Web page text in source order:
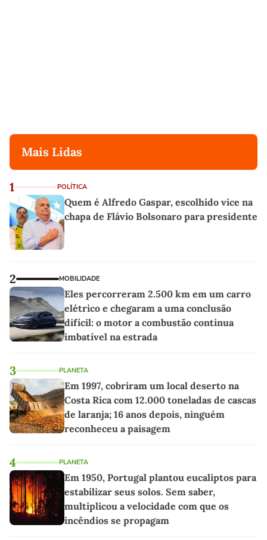
Mais Lidas
1 POLÍTICA
Quem é Alfredo Gaspar, escolhido vice na
chapa de Flávio Bolsonaro para presidente
2 MOBILIDADE
Eles percorreram 2.500 km em um carro
elétrico e chegaram a uma conclusão
difícil: o motor a combustão continua
imbatível na estrada
3 PLANETA
Em 1997, cobriram um local deserto na
Costa Rica com 12.000 toneladas de cascas
de laranja; 16 anos depois, ninguém
reconheceu a paisagem
4 PLANETA
Em 1950, Portugal plantou eucaliptos para
estabilizar seus solos. Sem saber,
multiplicou a velocidade com que os
incêndios se propagam